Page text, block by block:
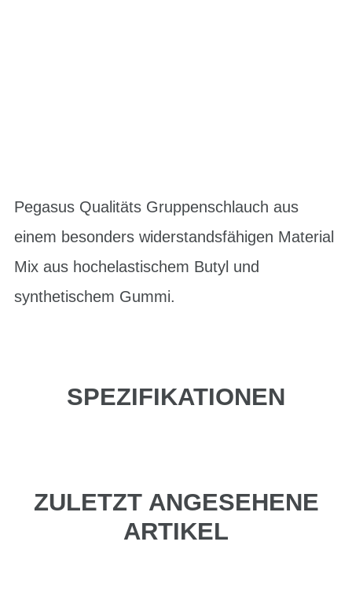
Pegasus Qualitäts Gruppenschlauch aus
einem besonders widerstandsfähigen Material
Mix aus hochelastischem Butyl und
synthetischem Gummi.
SPEZIFIKATIONEN
ZULETZT ANGESEHENE
ARTIKEL